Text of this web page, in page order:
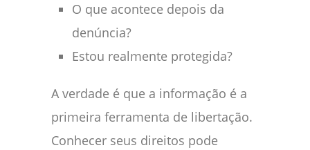
O que acontece depois da
denúncia?
Estou realmente protegida?
A verdade é que a informação é a
primeira ferramenta de libertação.
Conhecer seus direitos pode